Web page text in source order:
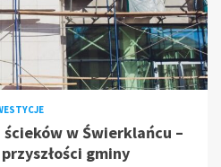
w Świerklańcu –
gminy